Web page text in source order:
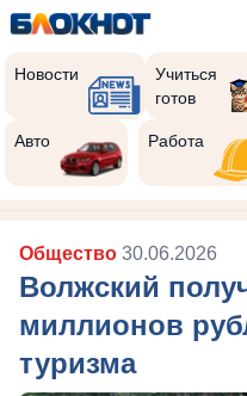
Новости
Учиться
готов
Авто Работа
Общество 30.06.2026
Волжский
миллионов
туризма